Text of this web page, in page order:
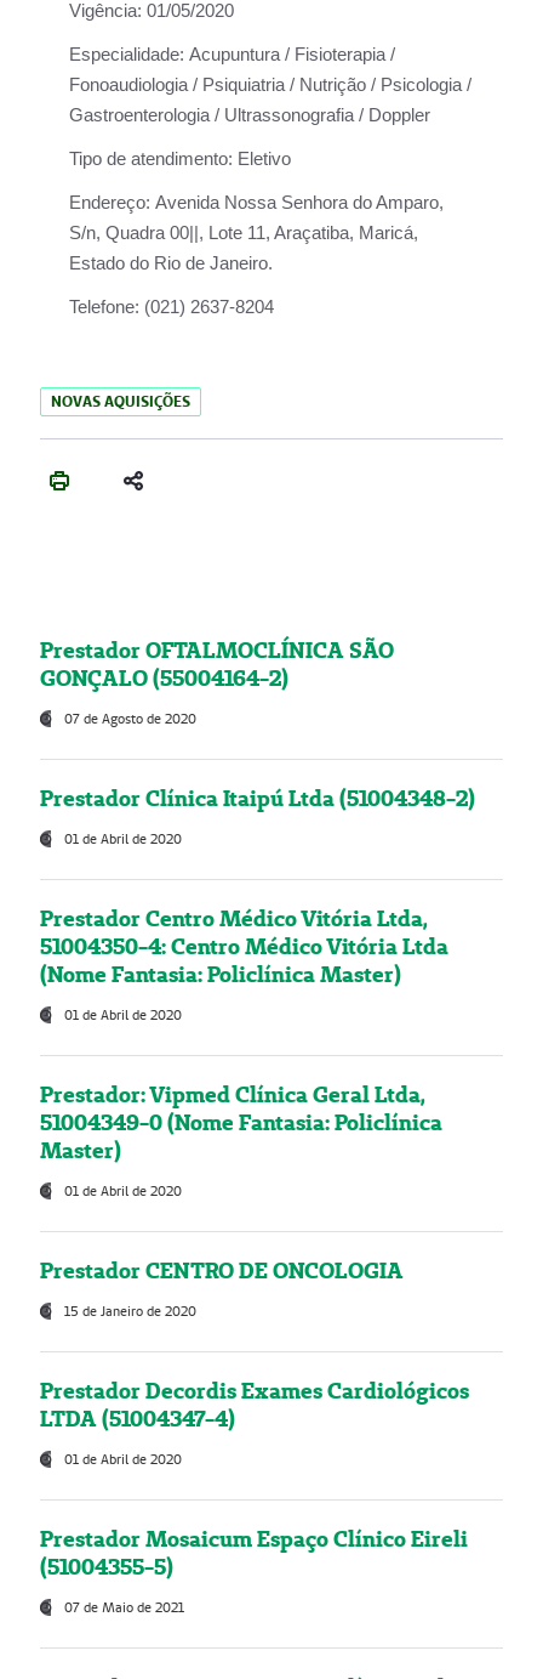
Vigência: 01/05/2020
Especialidade: Acupuntura / Fisioterapia /
Fonoaudiologia / Psiquiatria / Nutrição / Psicologia /
Gastroenterologia / Ultrassonografia / Doppler
Tipo de atendimento: Eletivo
Endereço: Avenida Nossa Senhora do Amparo,
S/n, Quadra 00||, Lote 11, Araçatiba, Maricá,
Estado do Rio de Janeiro.
Telefone: (021) 2637-8204
NOVAS AQUISIÇÕES
Prestador OFTALMOCLÍNICA SÃO
GONÇALO (55004164-2)
07 de Agosto de 2020
Prestador Clínica Itaipú Ltda (51004348-2)
01 de Abril de 2020
Prestador Centro Médico Vitória Ltda,
51004350-4: Centro Médico Vitória Ltda
(Nome Fantasia: Policlínica Master)
01 de Abril de 2020
Prestador: Vipmed Clínica Geral Ltda,
51004349-0 (Nome Fantasia: Policlínica
Master)
01 de Abril de 2020
Prestador CENTRO DE ONCOLOGIA
15 de Janeiro de 2020
Prestador Decordis Exames Cardiológicos
LTDA (51004347-4)
01 de Abril de 2020
Prestador Mosaicum Espaço Clínico Eireli
(51004355-5)
07 de Maio de 2021